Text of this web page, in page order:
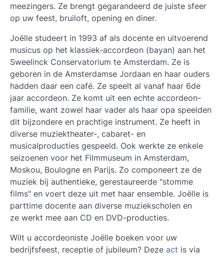
meezingers. Ze brengt gegarandeerd de juiste sfeer
op uw feest, bruiloft, opening en diner.
Joëlle studeert in 1993 af als docente en uitvoerend
musicus op het klassiek-accordeon (bayan) aan het
Sweelinck Conservatorium te Amsterdam. Ze is
geboren in de Amsterdamse Jordaan en haar ouders
hadden daar een café. Ze speelt al vanaf haar 6de
jaar accordeon. Ze komt uit een echte accordeon-
familie, want zowel haar vader als haar opa speelden
dit bijzondere en prachtige instrument. Ze heeft in
diverse muziektheater-, cabaret- en
musicalproducties gespeeld. Ook werkte ze enkele
seizoenen voor het Filmmuseum in Amsterdam,
Moskou, Boulogne en Parijs. Zo componeert ze de
muziek bij authentieke, gerestaureerde "stomme
films" en voert deze uit met haar ensemble. Joëlle is
parttime docente aan diverse muziekscholen en
ze werkt mee aan CD en DVD-producties.
Wilt u accordeoniste Joëlle boeken voor uw
bedrijfsfeest, receptie of jubileum? Deze act is via